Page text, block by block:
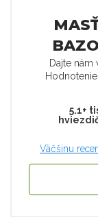
Dajte nám
5.1+
Väčšinu